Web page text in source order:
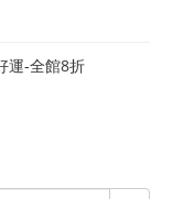
運-全館8折